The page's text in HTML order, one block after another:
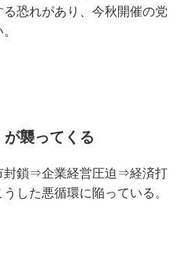
恐れがあり、今秋開催の党
襲ってくる
鎖⇒企業経営圧迫⇒経済打
した悪循環に陥っている。